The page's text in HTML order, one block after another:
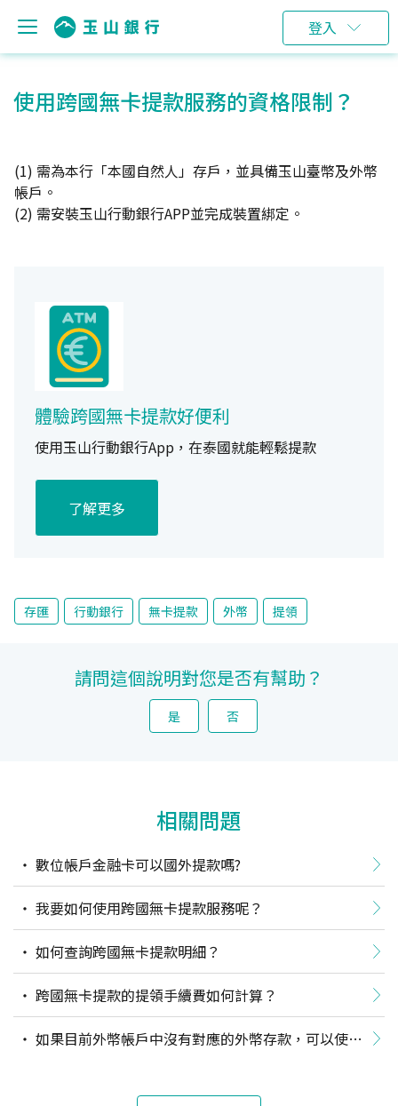
登入
使用跨國無卡提款服務的資格限制？
(1) 需為本行「本國自然人」存戶，並具備玉山臺幣及外幣
帳戶。
(2) 需安裝玉山行動銀行APP並完成裝置綁定。
體驗跨國無卡提款好便利
使用玉山行動銀行App，在泰國就能輕鬆提款
了解更多
存匯 行動銀行 無卡提款 外幣 提領
請問這個說明對您是否有幫助？
是 否
相關問題
數位帳戶金融卡可以國外提款嗎?
我要如何使用跨國無卡提款服務呢？
如何查詢跨國無卡提款明細？
跨國無卡提款的提領手續費如何計算？